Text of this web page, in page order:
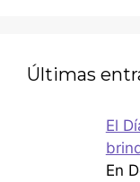
Últimas
El
En